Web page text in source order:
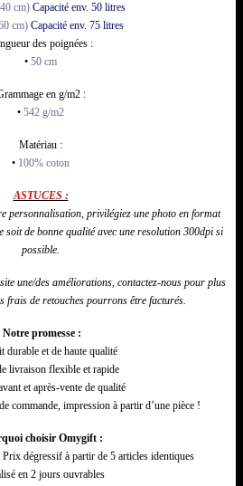
cm) Capacité env. 50 litres
cm) Capacité env. 75 litres
des poignées :
• 50 cm
en g/m2 :
• 542 g/m2
Matériau :
• 100% coton
ASTUCES :
personnalisation, privilégiez une photo en format
soit de bonne qualité avec une resolution 300dpi si
possible.
une/des améliorations, contactez-nous pour plus
frais de retouches pourrons être facturés.
Notre promesse :
durable et de haute qualité
livraison flexible et rapide
et après-vente de qualité
commande, impression à partir d’une pièce !
choisir Omygift :
dégressif à partir de 5 articles identiques
en 2 jours ouvrables